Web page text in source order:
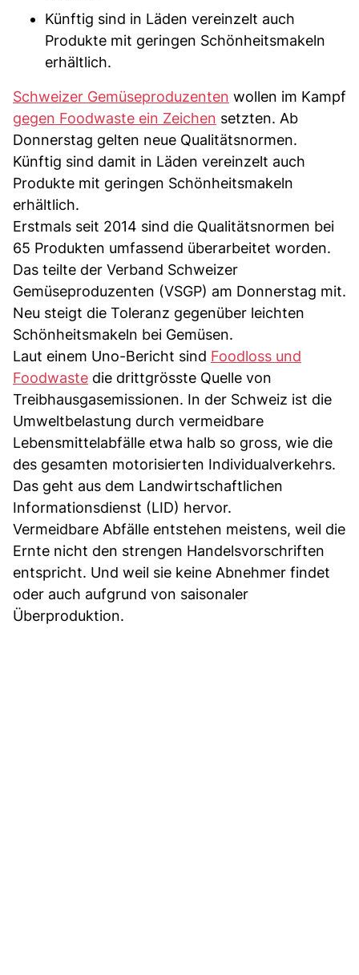
Künftig sind in Läden vereinzelt auch
Produkte mit geringen Schönheitsmakeln
erhältlich.
Schweizer Gemüseproduzenten wollen im Kampf
gegen Foodwaste ein Zeichen setzten. Ab
Donnerstag gelten neue Qualitätsnormen.
Künftig sind damit in Läden vereinzelt auch
Produkte mit geringen Schönheitsmakeln
erhältlich.
Erstmals seit 2014 sind die Qualitätsnormen bei
65 Produkten umfassend überarbeitet worden.
Das teilte der Verband Schweizer
Gemüseproduzenten (VSGP) am Donnerstag mit.
Neu steigt die Toleranz gegenüber leichten
Schönheitsmakeln bei Gemüsen.
Laut einem Uno-Bericht sind Foodloss und
Foodwaste die drittgrösste Quelle von
Treibhausgasemissionen. In der Schweiz ist die
Umweltbelastung durch vermeidbare
Lebensmittelabfälle etwa halb so gross, wie die
des gesamten motorisierten Individualverkehrs.
Das geht aus dem Landwirtschaftlichen
Informationsdienst (LID) hervor.
Vermeidbare Abfälle entstehen meistens, weil die
Ernte nicht den strengen Handelsvorschriften
entspricht. Und weil sie keine Abnehmer findet
oder auch aufgrund von saisonaler
Überproduktion.